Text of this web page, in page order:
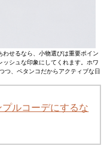
せるなら、小物選びは重要ポイン
ッシュな印象にしてくれます。ホワ
つ、ペタンコだからアクティブな日
ルコーデにするな